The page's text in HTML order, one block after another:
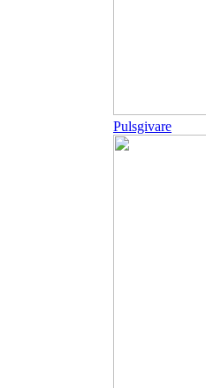
Pulsgivare